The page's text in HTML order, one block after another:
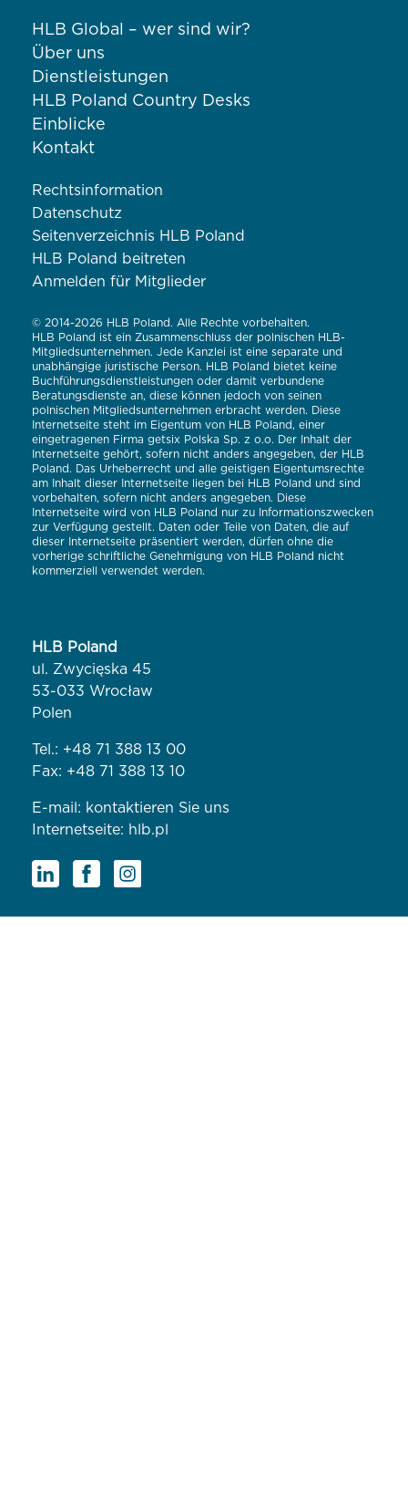
HLB Global – wer sind wir?
Über uns
Dienstleistungen
HLB Poland Country Desks
Einblicke
Kontakt
Rechtsinformation
Datenschutz
Seitenverzeichnis HLB Poland
HLB Poland beitreten
Anmelden für Mitglieder
© 2014-2026 HLB Poland. Alle Rechte vorbehalten.
HLB Poland ist ein Zusammenschluss der polnischen HLB-
Mitgliedsunternehmen. Jede Kanzlei ist eine separate und
unabhängige juristische Person. HLB Poland bietet keine
Buchführungsdienstleistungen oder damit verbundene
Beratungsdienste an, diese können jedoch von seinen
polnischen Mitgliedsunternehmen erbracht werden. Diese
Internetseite steht im Eigentum von HLB Poland, einer
eingetragenen Firma getsix Polska Sp. z o.o. Der Inhalt der
Internetseite gehört, sofern nicht anders angegeben, der HLB
Poland. Das Urheberrecht und alle geistigen Eigentumsrechte
am Inhalt dieser Internetseite liegen bei HLB Poland und sind
vorbehalten, sofern nicht anders angegeben. Diese
Internetseite wird von HLB Poland nur zu Informationszwecken
zur Verfügung gestellt. Daten oder Teile von Daten, die auf
dieser Internetseite präsentiert werden, dürfen ohne die
vorherige schriftliche Genehmigung von HLB Poland nicht
kommerziell verwendet werden.
HLB Poland
ul. Zwycięska 45
53-033 Wrocław
Polen
Tel.: +48 71 388 13 00
Fax: +48 71 388 13 10
E-mail: kontaktieren Sie uns
Internetseite: hlb.pl